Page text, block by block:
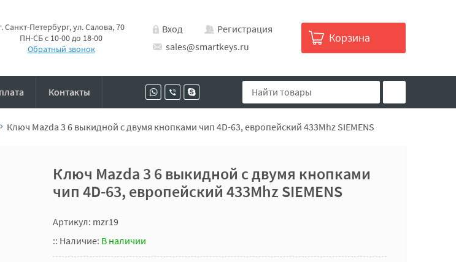
Санкт-Петербург, ул. Салова, 70
ПН-СБ с 10-00 до 18-00
Обратный звонок
Вход
Регистрация
sales@smartkeys.ru
Корзина
Контакты
Ключ Mazda 3 6 выкидной с двумя кнопками чип 4D-63, европейский 433Mhz SIEMENS
Ключ Mazda 3 6 выкидной с двумя кнопками
чип 4D-63, европейский 433Mhz SIEMENS
Артикул: mzr19
:: Наличие: В наличии